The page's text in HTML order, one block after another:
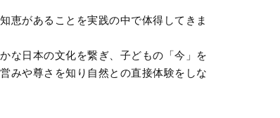
恵があることを実践の中で体得してきま
な日本の文化を繋ぎ、子どもの「今」を
みや尊さを知り自然との直接体験をしな